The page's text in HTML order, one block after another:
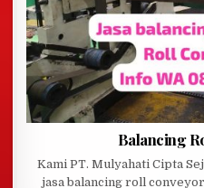
Balancing
Kami PT. Mulyahati Cipta
jasa balancing roll